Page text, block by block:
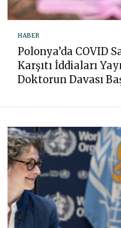
HABER
Polonya’da COVID
Karşıtı İddiaları
Doktorun Davası